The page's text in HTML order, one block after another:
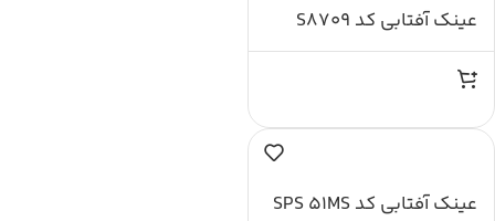
عینک آفتابی کد S8709
عینک آفتابی کد SPS 51MS